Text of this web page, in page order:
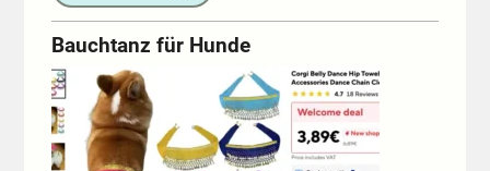
Bauchtanz für Hunde